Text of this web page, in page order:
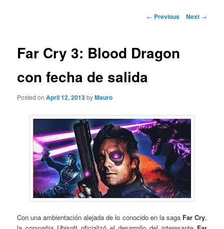
Post
← Previous Next →
Far Cry 3: Blood Dragon
con fecha de salida
Posted onApril 12, 2013byMauro
Con una ambientación alejada de lo conocido en la saga Far Cry,